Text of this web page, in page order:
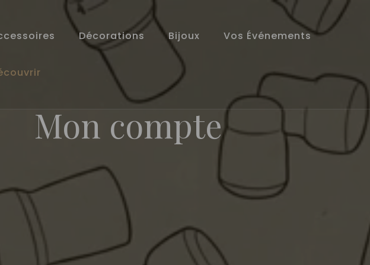
Décorations Bijoux Vos Événements
Mon compte